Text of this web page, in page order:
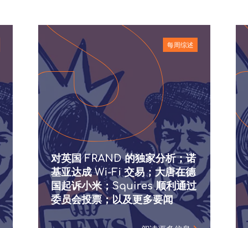
每周综述
对英国 FRAND 的独家分析；诺
基亚达成 Wi-Fi 交易；大唐在德
国起诉小米；Squires 顺利通过
委员会投票；以及更多要闻